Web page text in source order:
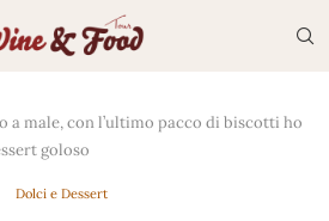
a male, con l’ultimo pacco di biscotti ho
goloso
Dolci e Dessert